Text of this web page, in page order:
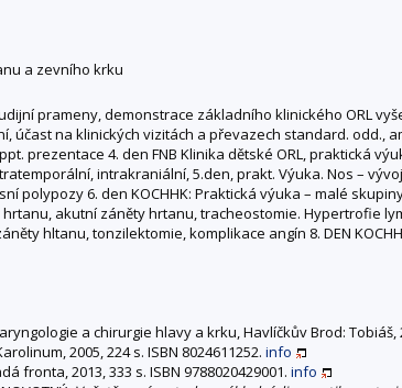
a zevního krku
prameny, demonstrace základního klinického ORL
účast na klinických vizitách a převazech standard. odd.,
prezentace 4. den FNB Klinika dětské ORL, praktická
intrakraniální, 5.den, prakt. Výuka. Nos –
6. den KOCHHK: Praktická výuka – malé
hrtanu, akutní záněty hrtanu, tracheostomie.
hltanu, tonzilektomie, komplikace angín 8. DEN
a chirurgie hlavy a krku, Havlíčkův Brod: Tobiáš,
2005, 224 s. ISBN 8024611252. info
fronta, 2013, 333 s. ISBN 9788020429001. info